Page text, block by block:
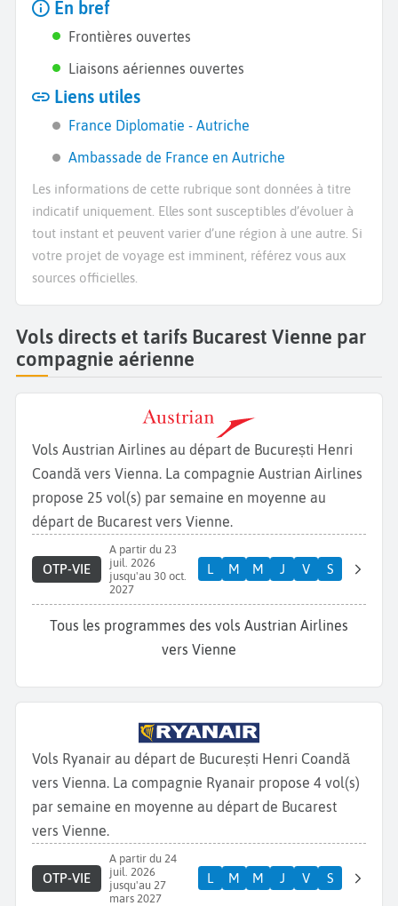
En bref
Frontières ouvertes
Liaisons aériennes ouvertes
Liens utiles
France Diplomatie - Autriche
Ambassade de France en Autriche
Les informations de cette rubrique sont données à titre
indicatif uniquement. Elles sont susceptibles d’évoluer à
tout instant et peuvent varier d’une région à une autre. Si
votre projet de voyage est imminent, référez vous aux
sources officielles.
Vols directs et tarifs Bucarest Vienne par
compagnie aérienne
Vols Austrian Airlines au départ de București Henri
Coandă vers Vienna. La compagnie Austrian Airlines
propose 25 vol(s) par semaine en moyenne au
départ de Bucarest vers Vienne.
OTP-VIE
A partir du 23
juil. 2026
jusqu'au 30 oct.
2027
L M M J V S
Tous les programmes des vols Austrian Airlines
vers Vienne
Vols Ryanair au départ de București Henri Coandă
vers Vienna. La compagnie Ryanair propose 4 vol(s)
par semaine en moyenne au départ de Bucarest
vers Vienne.
OTP-VIE
A partir du 24
juil. 2026
jusqu'au 27
mars 2027
L M M J V S